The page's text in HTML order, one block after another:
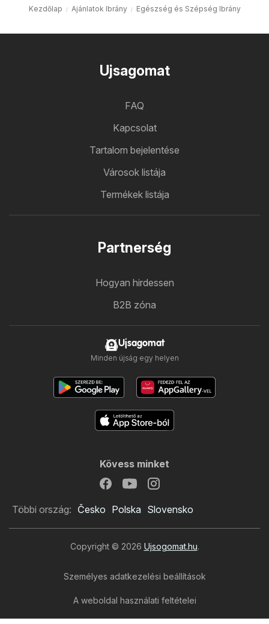
Kezdőlap Ajánlatok Ibrány Egészség és Szépség Ibrány
Ujsagomat
FAQ
Kapcsolat
Tartalom bejelentése
Városok listája
Termékek listája
Partnerség
Hogyan hirdessen
B2B zóna
Ujsagomat
Minden újság egy helyen
Kövess minket
Többi ország: Česko Polska Slovensko
Copyright © 2026 Ujsogomat.hu.
Személyes adatkezelési beállítások
A weboldal használati feltételei